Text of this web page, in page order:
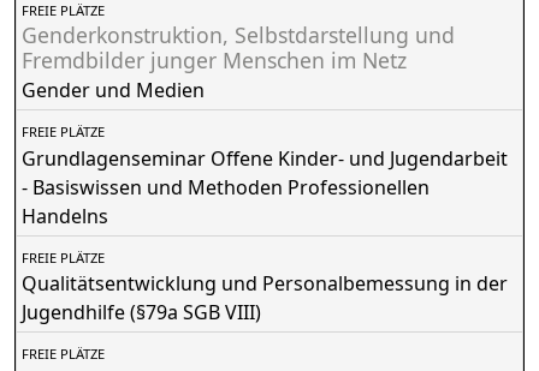
FREIE PLÄTZE
Genderkonstruktion, Selbstdarstellung und
Fremdbilder junger Menschen im Netz
Gender und Medien
FREIE PLÄTZE
Grundlagenseminar Offene Kinder- und Jugendarbeit
- Basiswissen und Methoden Professionellen
Handelns
FREIE PLÄTZE
Qualitätsentwicklung und Personalbemessung in der
Jugendhilfe (§79a SGB VIII)
FREIE PLÄTZE